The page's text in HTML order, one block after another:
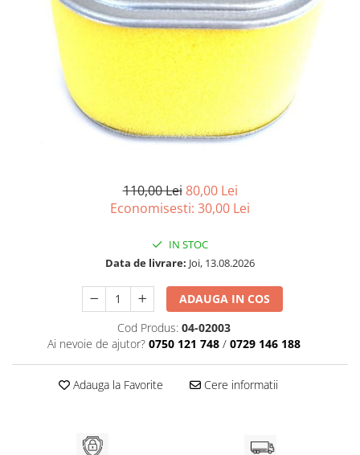
110,00 Lei 80,00 Lei
Economisesti: 30,00 Lei
IN STOC
Data de livrare: Joi, 13.08.2026
ADAUGA IN COS
Cod Produs: 04-02003
Ai nevoie de ajutor? 0750 121 748 / 0729 146 188
Adauga la Favorite Cere informatii